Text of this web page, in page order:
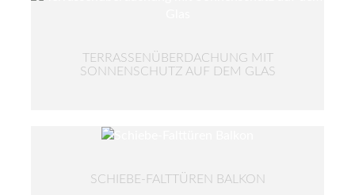
TERRASSENÜBERDACHUNG MIT
SONNENSCHUTZ AUF DEM GLAS
SCHIEBE-FALTTÜREN BALKON